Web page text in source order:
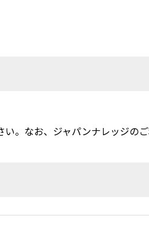
。なお、ジャパンナレッジの